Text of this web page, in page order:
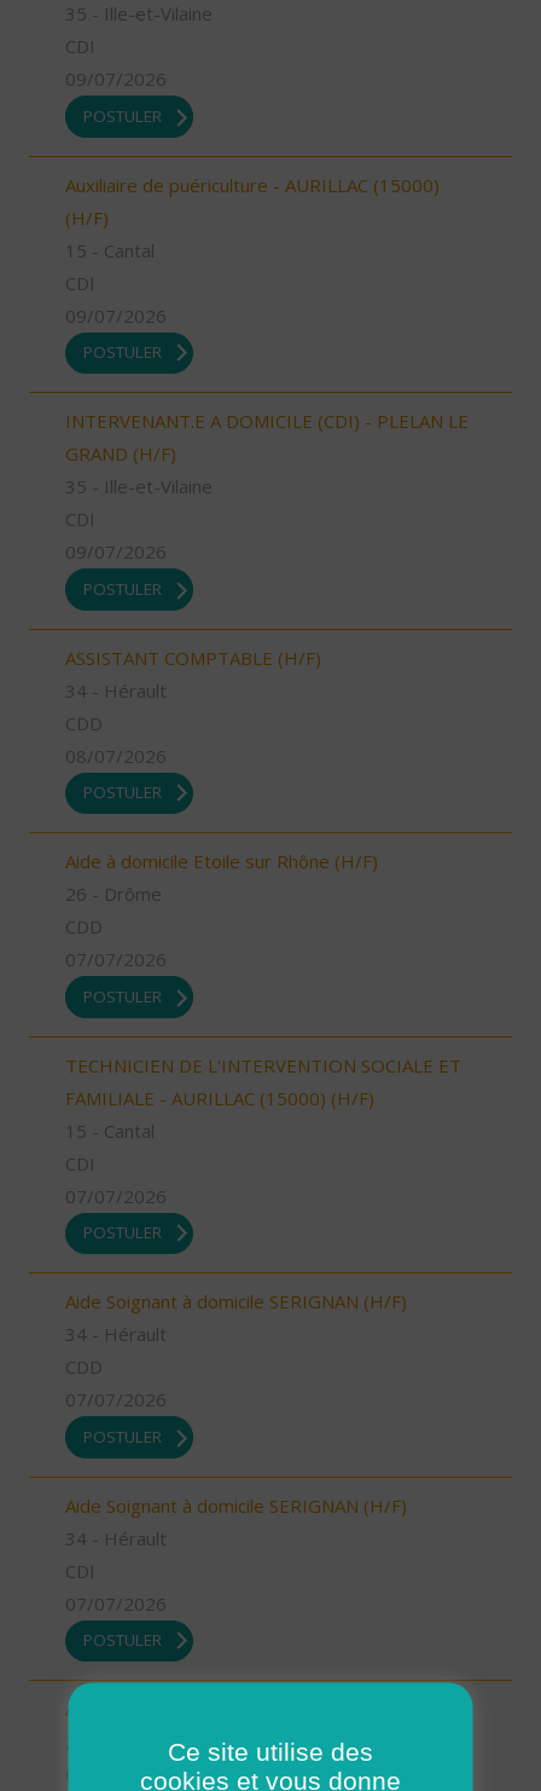
35 - Ille-et-Vilaine
CDI
09/07/2026
POSTULER
Auxiliaire de puériculture - AURILLAC (15000)
(H/F)
15 - Cantal
CDI
09/07/2026
POSTULER
INTERVENANT.E A DOMICILE (CDI) - PLELAN LE
GRAND (H/F)
35 - Ille-et-Vilaine
CDI
09/07/2026
POSTULER
ASSISTANT COMPTABLE (H/F)
34 - Hérault
CDD
08/07/2026
POSTULER
Aide à domicile Etoile sur Rhône (H/F)
26 - Drôme
CDD
07/07/2026
POSTULER
TECHNICIEN DE L'INTERVENTION SOCIALE ET
FAMILIALE - AURILLAC (15000) (H/F)
15 - Cantal
CDI
07/07/2026
POSTULER
Aide Soignant à domicile SERIGNAN (H/F)
34 - Hérault
CDD
07/07/2026
POSTULER
Aide Soignant à domicile SERIGNAN (H/F)
34 - Hérault
CDI
07/07/2026
POSTULER
Auxiliaire de vie sociale Etoile sur Rhone (H/F)
Ce site utilise des
cookies et vous donne